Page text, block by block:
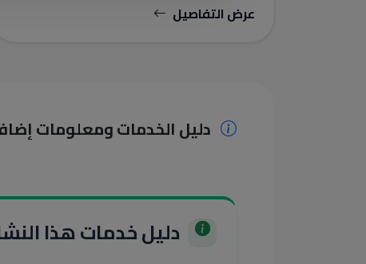
عرض التفاصيل
دليل الخدمات ومعلومات
دليل خدمات هذا